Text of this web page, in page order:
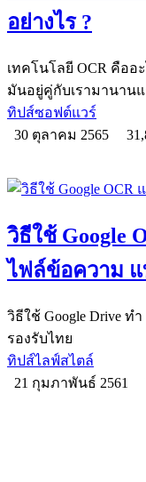
อย่างไร ?
เทคโนโลยี OCR คืออ
มันอยู่คู่กับเรามานานแ
ทิปส์ซอฟต์แวร์
30 ตุลาคม 2565
วิธีใช้ Google
ไฟล์ข้อความ
วิธีใช้ Google Drive ท
รองรับไทย
ทิปส์ไลฟ์สไตล์
21 กุมภาพันธ์ 2561